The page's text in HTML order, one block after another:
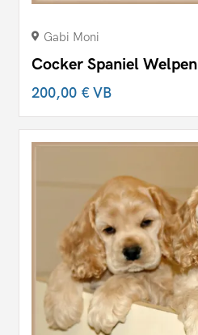
Gabi Moni
Cocker Spaniel Welpen
200,00 €VB